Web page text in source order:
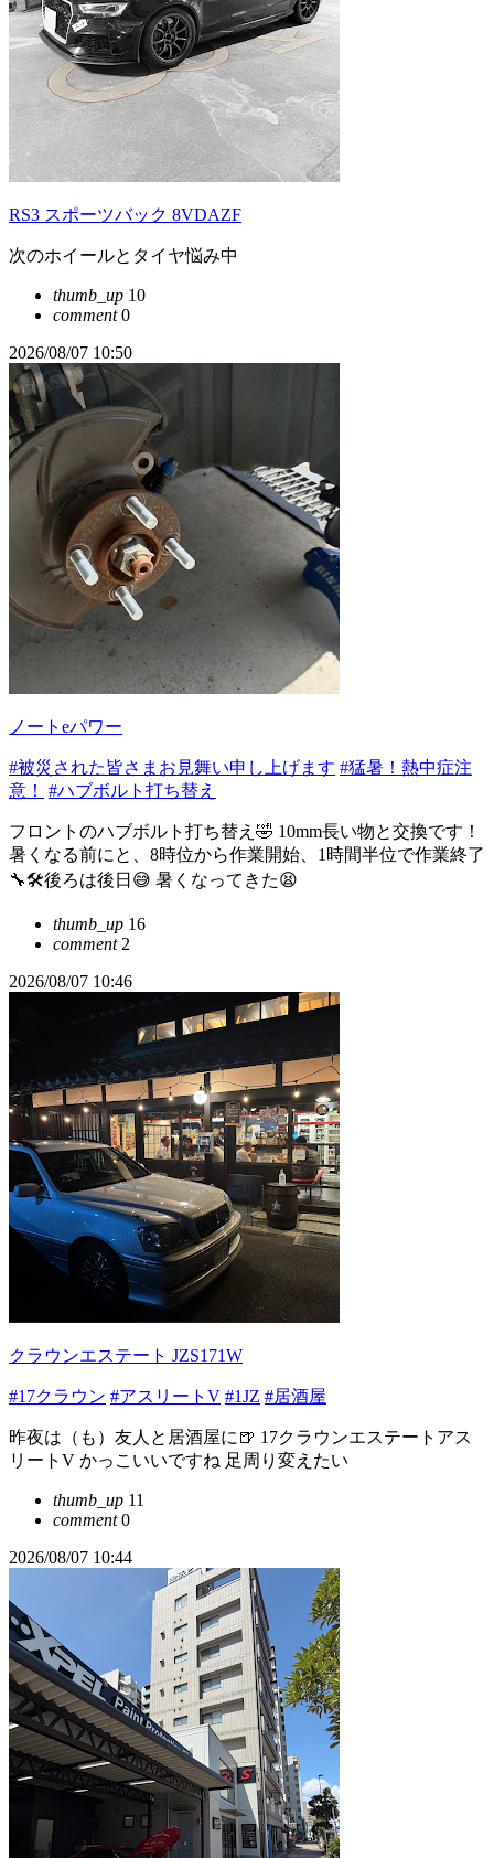
RS3 スポーツバック 8VDAZF
次のホイールとタイヤ悩み中
thumb_up 10
comment0
2026/08/07 10:50
ノートeパワー
#被災された皆さまお見舞い申し上げます #猛暑！熱中症注
意！
#ハブボルト打ち替え
フロントのハブボルト打ち替え🤣 10mm長い物と交換です！
暑くなる前にと、8時位から作業開始、1時間半位で作業終了
🔧🛠️後ろは後日😅 暑くなってきた😫
thumb_up 16
comment2
2026/08/07 10:46
クラウンエステート JZS171W
#17クラウン #アスリートV #1JZ #居酒屋
昨夜は（も）友人と居酒屋に🍺 17クラウンエステートアス
リートV かっこいいですね 足周り変えたい
thumb_up 11
comment0
2026/08/07 10:44